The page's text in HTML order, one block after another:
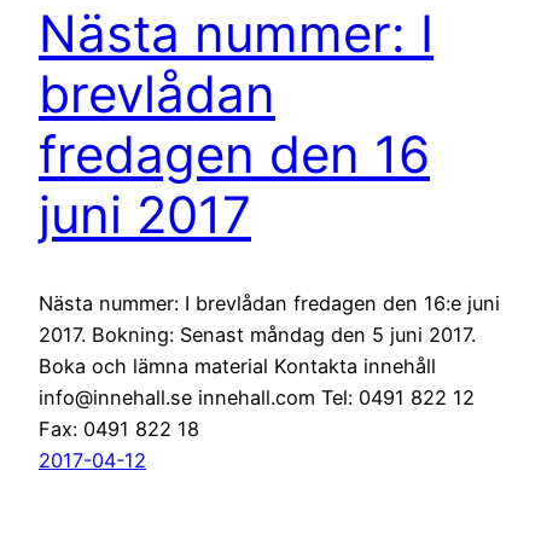
Nästa nummer: I
brevlådan
fredagen den 16
juni 2017
Nästa nummer: I brevlådan fredagen den 16:e juni
2017. Bokning: Senast måndag den 5 juni 2017.
Boka och lämna material Kontakta innehåll
info@innehall.se innehall.com Tel: 0491 822 12
Fax: 0491 822 18
2017-04-12